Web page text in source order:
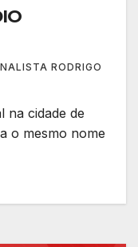
RODRIGO
na cidade de
o mesmo nome